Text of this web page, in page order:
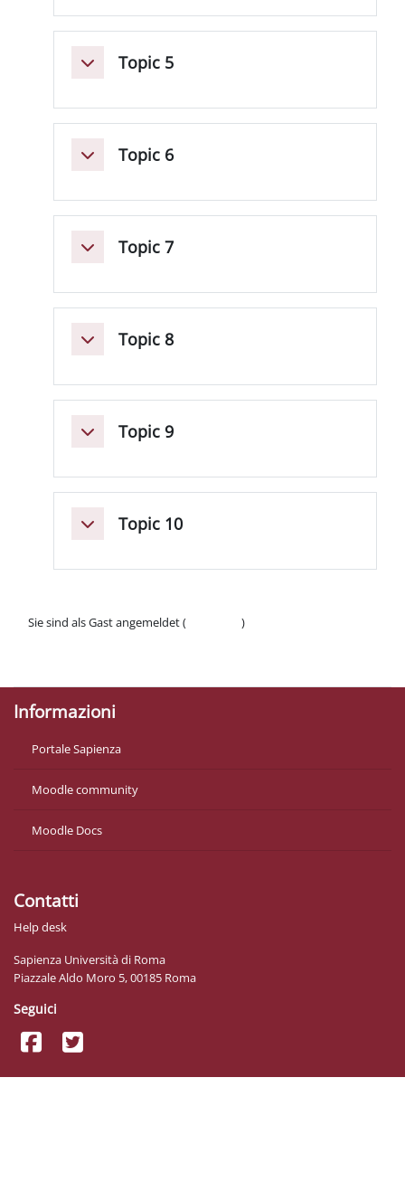
Einklappen
Topic 5
Einklappen
Topic 6
Einklappen
Topic 7
Einklappen
Topic 8
Einklappen
Topic 9
Einklappen
Topic 10
Sie sind als Gast angemeldet (
)
Informazioni
Portale Sapienza
Moodle community
Moodle Docs
Contatti
Help desk
Sapienza Università di Roma
Piazzale Aldo Moro 5, 00185 Roma
Seguici